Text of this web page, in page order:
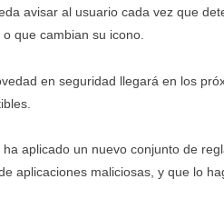
avisar al usuario cada vez que
que cambian su icono.
en seguridad llegará en los
ha aplicado un nuevo conjunto de
aplicaciones maliciosas, y que lo